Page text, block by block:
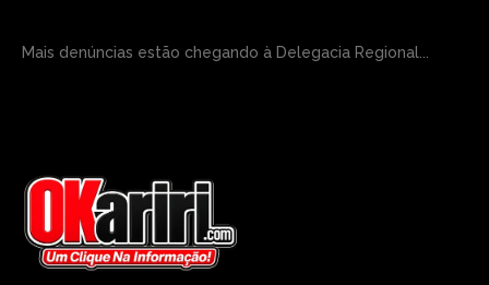
Mais denúncias estão chegando à Delegacia Regional...